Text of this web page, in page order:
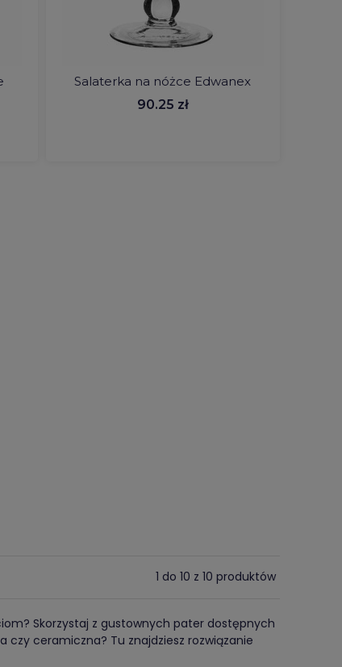
Salaterka na nóżce Edwanex
90.25 zł
1 do 10 z 10 produktów
Skorzystaj z gustownych pater dostępnych
czy ceramiczna? Tu znajdziesz rozwiązanie